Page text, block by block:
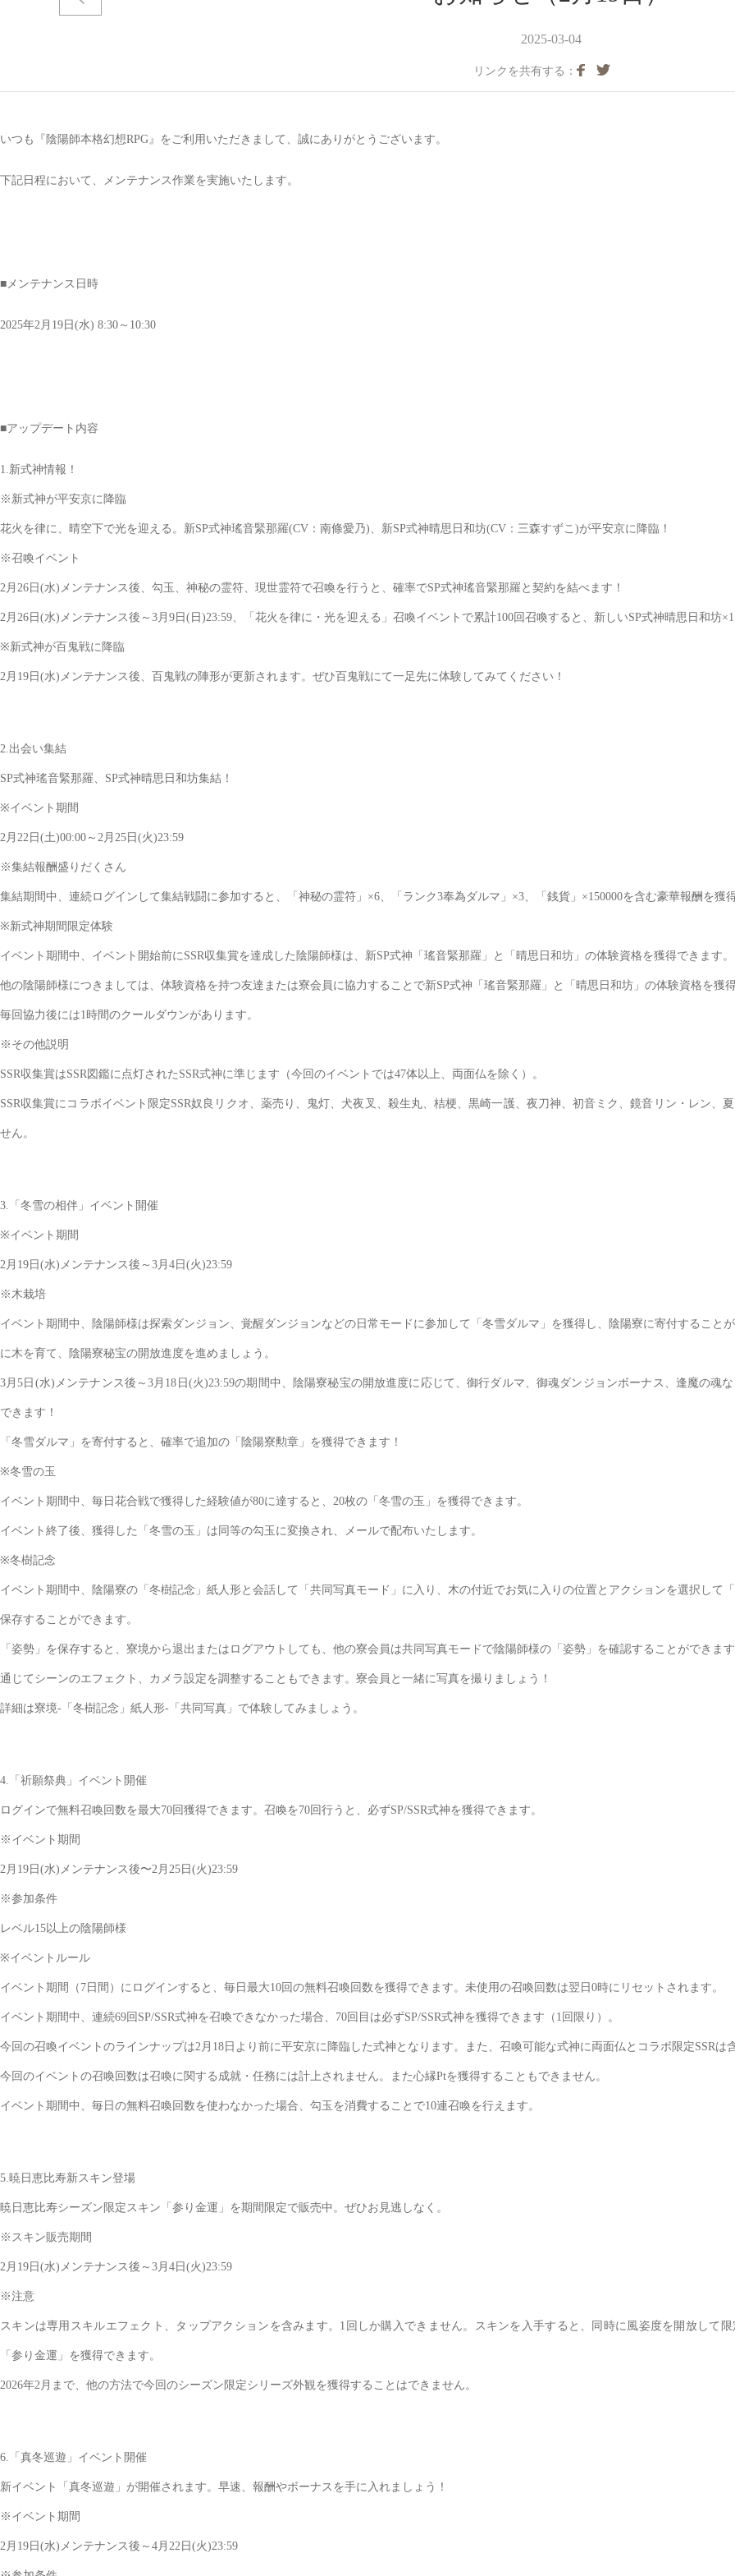
2025-03-04
リンクを共有する：
いつも『陰陽師本格幻想RPG』をご利用いただきまして、誠にありがとうございます。
下記日程において、メンテナンス作業を実施いたします。
■メンテナンス日時
2025年2月19日(水) 8:30～10:30
■アップデート内容
1.新式神情報！
※新式神が平安京に降臨
花火を律に、晴空下で光を迎える。新SP式神瑤音緊那羅(CV：南條愛乃)、新SP式神晴思日和坊(CV：三森すずこ)が平安京に降臨！
※召喚イベント
2月26日(水)メンテナンス後、勾玉、神秘の霊符、現世霊符で召喚を行うと、確率でSP式神瑤音緊那羅と契約を結べます！
2月26日(水)メンテナンス後～3月9日(日)23:59、「花火を律に・光を迎える」召喚イベントで累計100回召喚すると、新しいSP式神晴思日和坊×1
※新式神が百鬼戦に降臨
2月19日(水)メンテナンス後、百鬼戦の陣形が更新されます。ぜひ百鬼戦にて一足先に体験してみてください！
2.出会い集結
SP式神瑤音緊那羅、SP式神晴思日和坊集結！
※イベント期間
2月22日(土)00:00～2月25日(火)23:59
※集結報酬盛りだくさん
集結期間中、連続ログインして集結戦闘に参加すると、「神秘の霊符」×6、「ランク3奉為ダルマ」×3、「銭貨」×150000を含む豪華報酬を獲
※新式神期間限定体験
イベント期間中、イベント開始前にSSR収集賞を達成した陰陽師様は、新SP式神「瑤音緊那羅」と「晴思日和坊」の体験資格を獲得できます。
他の陰陽師様につきましては、体験資格を持つ友達または寮会員に協力することで新SP式神「瑤音緊那羅」と「晴思日和坊」の体験資格を獲得
毎回協力後には1時間のクールダウンがあります。
※その他説明
SSR収集賞はSSR図鑑に点灯されたSSR式神に準じます（今回のイベントでは47体以上、両面仏を除く）。
SSR収集賞にコラボイベント限定SSR奴良リクオ、薬売り、鬼灯、犬夜叉、殺生丸、桔梗、黒崎一護、夜刀神、初音ミク、鏡音リン・レン、
せん。
3.「冬雪の相伴」イベント開催
※イベント期間
2月19日(水)メンテナンス後～3月4日(火)23:59
※木栽培
イベント期間中、陰陽師様は探索ダンジョン、覚醒ダンジョンなどの日常モードに参加して「冬雪ダルマ」を獲得し、陰陽寮に寄付すること
に木を育て、陰陽寮秘宝の開放進度を進めましょう。
3月5日(水)メンテナンス後～3月18日(火)23:59の期間中、陰陽寮秘宝の開放進度に応じて、御行ダルマ、御魂ダンジョンボーナス、逢魔の魂
できます！
「冬雪ダルマ」を寄付すると、確率で追加の「陰陽寮勲章」を獲得できます！
※冬雪の玉
イベント期間中、毎日花合戦で獲得した経験値が80に達すると、20枚の「冬雪の玉」を獲得できます。
イベント終了後、獲得した「冬雪の玉」は同等の勾玉に変換され、メールで配布いたします。
※冬樹記念
イベント期間中、陰陽寮の「冬樹記念」紙人形と会話して「共同写真モード」に入り、木の付近でお気に入りの位置とアクションを選択して
保存することができます。
「姿勢」を保存すると、寮境から退出またはログアウトしても、他の寮会員は共同写真モードで陰陽師様の「姿勢」を確認することができま
通じてシーンのエフェクト、カメラ設定を調整することもできます。寮会員と一緒に写真を撮りましょう！
詳細は寮境-「冬樹記念」紙人形-「共同写真」で体験してみましょう。
4.「祈願祭典」イベント開催
ログインで無料召喚回数を最大70回獲得できます。召喚を70回行うと、必ずSP/SSR式神を獲得できます。
※イベント期間
2月19日(水)メンテナンス後〜2月25日(火)23:59
※参加条件
レベル15以上の陰陽師様
※イベントルール
イベント期間（7日間）にログインすると、毎日最大10回の無料召喚回数を獲得できます。未使用の召喚回数は翌日0時にリセットされます。
イベント期間中、連続69回SP/SSR式神を召喚できなかった場合、70回目は必ずSP/SSR式神を獲得できます（1回限り）。
今回の召喚イベントのラインナップは2月18日より前に平安京に降臨した式神となります。また、召喚可能な式神に両面仏とコラボ限定SSRは
今回のイベントの召喚回数は召喚に関する成就・任務には計上されません。また心縁Ptを獲得することもできません。
イベント期間中、毎日の無料召喚回数を使わなかった場合、勾玉を消費することで10連召喚を行えます。
5.暁日恵比寿新スキン登場
暁日恵比寿シーズン限定スキン「参り金運」を期間限定で販売中。ぜひお見逃しなく。
※スキン販売期間
2月19日(水)メンテナンス後～3月4日(火)23:59
※注意
スキンは専用スキルエフェクト、タップアクションを含みます。1回しか購入できません。スキンを入手すると、同時に風姿度を開放して
「参り金運」を獲得できます。
2026年2月まで、他の方法で今回のシーズン限定シリーズ外観を獲得することはできません。
6.「真冬巡遊」イベント開催
新イベント「真冬巡遊」が開催されます。早速、報酬やボーナスを手に入れましょう！
※イベント期間
2月19日(水)メンテナンス後～4月22日(火)23:59